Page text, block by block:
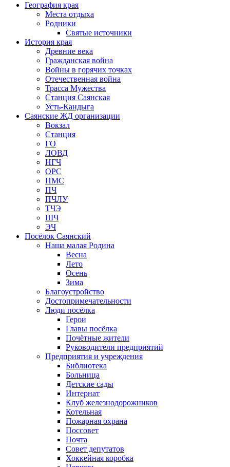
География края
Места отдыха
Родники
Святые источники
История края
Древние века
Гражданская война
Войны в горячих точках
Отечественная война
Трасса Мужества
Станция Саянская
Усть-Кандыга
Саянские ЖД организации
Вокзал
Станция
ГО
ЛОВД
НГЧ
ОРС
ПМС
ПЧ
ПЧЛУ
ТЧЭ
ШЧ
ЭЧ
Посёлок Саянский
Наша малая Родина
Весна
Лето
Осень
Зима
Благоустройство
Достопримечательности
Люди посёлка
Герои
Главы посёлка
Почётные жители
Руководители предприятий
Предприятия и учреждения
Библиотека
Больница
Детские сады
Интернат
Клуб железнодорожников
Котельная
Пожарная охрана
Поссовет
Почта
Совет депутатов
Хоккейная коробка